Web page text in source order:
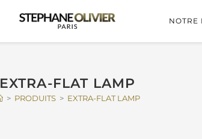
NOTRE
EXTRA-FLAT LAMP
> PRODUITS > EXTRA-FLAT LAMP